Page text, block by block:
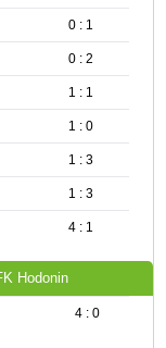
0 : 1
0 : 2
1 : 1
1 : 0
1 : 3
1 : 3
4 : 1
Hodonin
4 : 0